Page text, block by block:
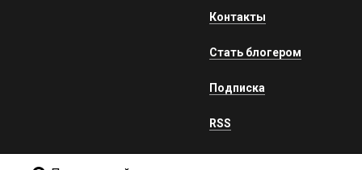
Контакты
Стать блогером
Подписка
RSS